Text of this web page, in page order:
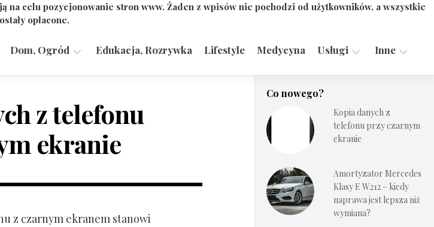
na celu pozycjonowanie stron www. Żaden z wpisów nie pochodzi od użytkowników, a wszystkie
opłacone.
Dom, Ogród Edukacja, Rozrywka Lifestyle Medycyna Usługi
Technologie
Inne
z telefonu
ekranie
z czarnym ekranem stanowi
Co nowego?
Kopia danych z
telefonu przy czarnym
ekranie
Amortyzator Mercedes
Klasy E W212 – kiedy
naprawa jest lepsza niż
wymiana?